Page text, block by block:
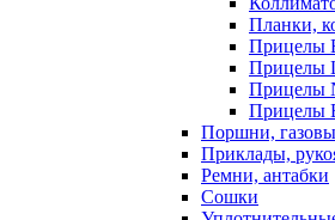
Планки,
Прицелы
Прицелы
Прицелы
Поршни,
Приклады,
Ремни, антабки
Сошки